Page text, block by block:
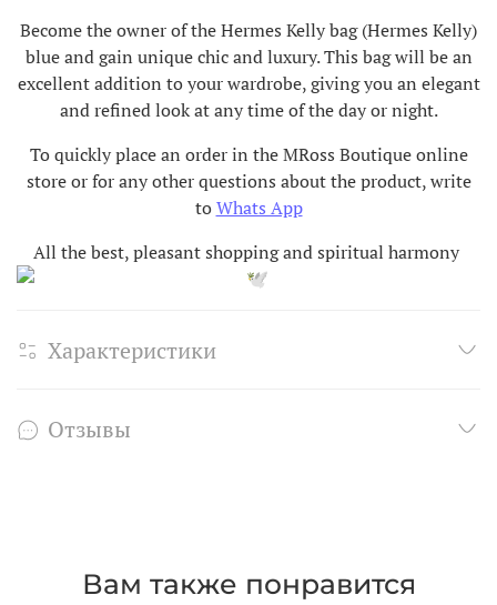
Become the owner of the Hermes Kelly bag (Hermes Kelly)
blue and gain unique chic and luxury. This bag will be an
excellent addition to your wardrobe, giving you an elegant
and refined look at any time of the day or night.
To quickly place an order in the MRoss Boutique online
store or for any other questions about the product, write
to Whats App
All the best, pleasant shopping and spiritual harmony
Характеристики
Отзывы
Вам также понравится